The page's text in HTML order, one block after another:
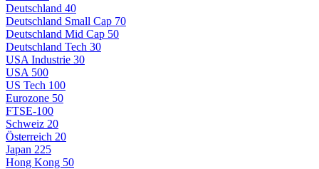
Deutschland 40
Deutschland Small Cap 70
Deutschland Mid Cap 50
Deutschland Tech 30
USA Industrie 30
USA 500
US Tech 100
Eurozone 50
FTSE-100
Schweiz 20
Österreich 20
Japan 225
Hong Kong 50